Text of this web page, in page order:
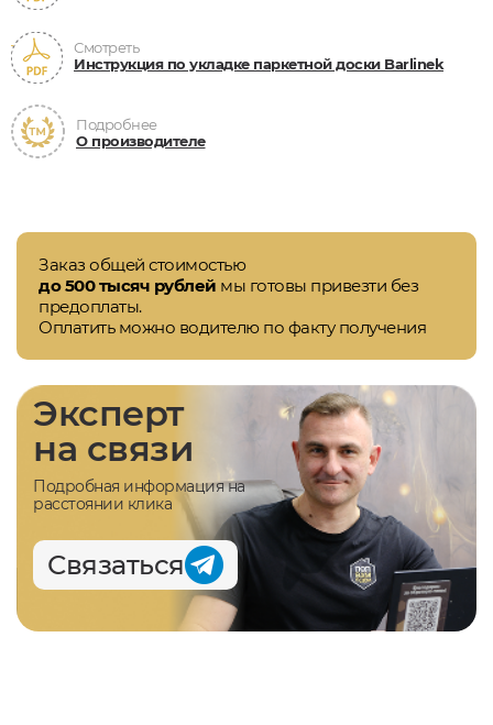
Смотреть
Инструкция по укладке паркетной доски Barlinek
Подробнее
О производителе
Заказ общей стоимостью
до 500 тысяч рублей мы готовы привезти без
предоплаты.
Оплатить можно водителю по факту получения
Эксперт
на связи
Подробная информация на
расстоянии клика
Связаться